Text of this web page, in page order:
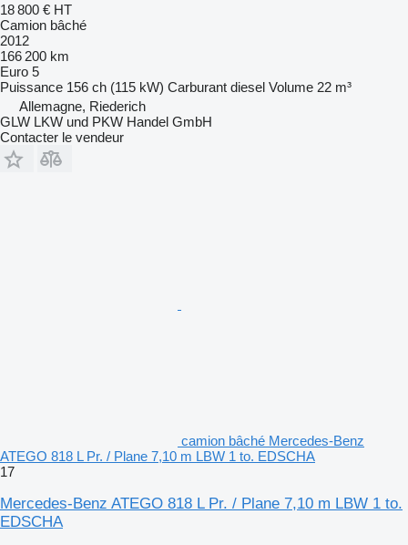
18 800 € HT
Camion bâché
2012
166 200 km
Euro 5
Puissance 156 ch (115 kW) Carburant diesel Volume 22 m³
Allemagne, Riederich
GLW LKW und PKW Handel GmbH
Contacter le vendeur
camion bâché Mercedes-Benz
ATEGO 818 L Pr. / Plane 7,10 m LBW 1 to. EDSCHA
17
Mercedes-Benz ATEGO 818 L Pr. / Plane 7,10 m LBW 1 to.
EDSCHA